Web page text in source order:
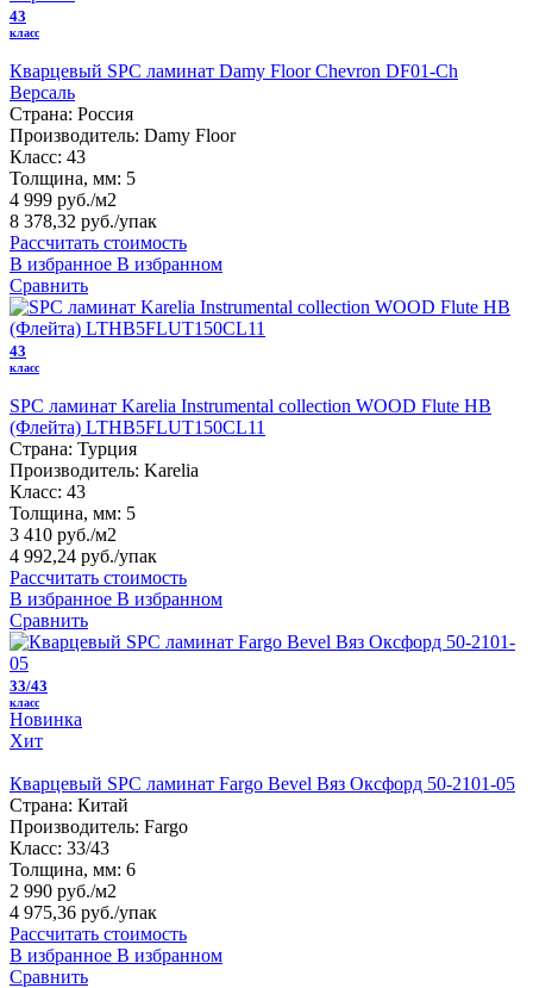
43
класс
Кварцевый SPC ламинат Damy Floor Chevron DF01-Ch
Версаль
Страна: Россия
Производитель: Damy Floor
Класс: 43
Толщина, мм: 5
4 999 руб./м2
8 378,32 руб./упак
Рассчитать стоимость
В избранное В избранном
Сравнить
43
класс
SPC ламинат Karelia Instrumental collection WOOD Flute HB
(Флейта) LTHB5FLUT150CL11
Страна: Турция
Производитель: Karelia
Класс: 43
Толщина, мм: 5
3 410 руб./м2
4 992,24 руб./упак
Рассчитать стоимость
В избранное В избранном
Сравнить
33/43
класс
Новинка
Хит
Кварцевый SPC ламинат Fargo Bevel Вяз Оксфорд 50-2101-05
Страна: Китай
Производитель: Fargo
Класс: 33/43
Толщина, мм: 6
2 990 руб./м2
4 975,36 руб./упак
Рассчитать стоимость
В избранное В избранном
Сравнить